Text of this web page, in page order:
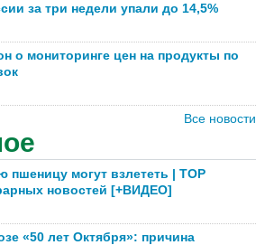
за три недели упали до 14,5%
о мониторинге цен на продукты по
Все новости
пшеницу могут взлететь | TOP
новостей [+ВИДЕО]
«50 лет Октября»: причина